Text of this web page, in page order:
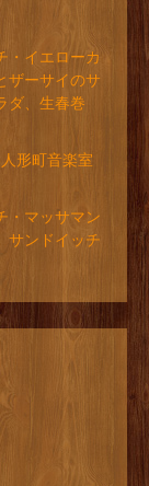
・イエローカ
ザーサイのサ
ダ、生春巻
形町音楽室
・マッサマン
サンドイッチ